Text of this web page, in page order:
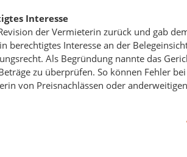
Interesse
der Vermieterin zurück und gab
berechtigtes Interesse an der
Als Begründung nannte das
zu überprüfen. So können Fehler
von Preisnachlässen oder